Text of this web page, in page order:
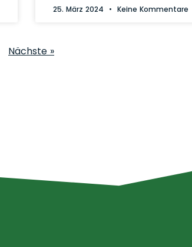
25. März 2024 Keine Kommentare
Nächste »